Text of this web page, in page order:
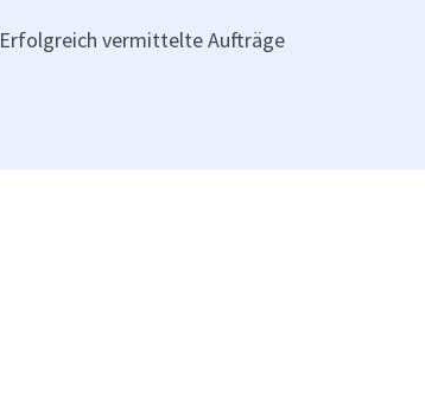
Erfolgreich vermittelte Aufträge